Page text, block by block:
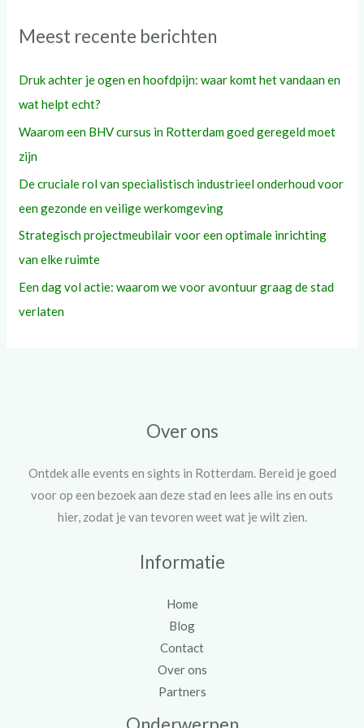
Meest recente berichten
Druk achter je ogen en hoofdpijn: waar komt het vandaan en
wat helpt echt?
Waarom een BHV cursus in Rotterdam goed geregeld moet
zijn
De cruciale rol van specialistisch industrieel onderhoud voor
een gezonde en veilige werkomgeving
Strategisch projectmeubilair voor een optimale inrichting
van elke ruimte
Een dag vol actie: waarom we voor avontuur graag de stad
verlaten
Over ons
Ontdek alle events en sights in Rotterdam. Bereid je goed
voor op een bezoek aan deze stad en lees alle ins en outs
hier, zodat je van tevoren weet wat je wilt zien.
Informatie
Home
Blog
Contact
Over ons
Partners